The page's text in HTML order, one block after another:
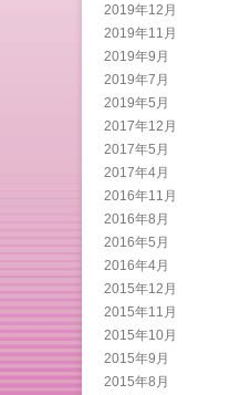
2019年12月
2019年11月
2019年9月
2019年7月
2019年5月
2017年12月
2017年5月
2017年4月
2016年11月
2016年8月
2016年5月
2016年4月
2015年12月
2015年11月
2015年10月
2015年9月
2015年8月